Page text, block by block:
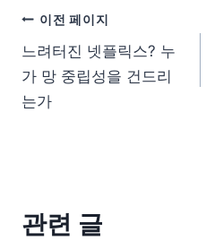
이전 페이지
느려터진 넷플릭스? 누
가 망 중립성을 건드리
는가
관련 글